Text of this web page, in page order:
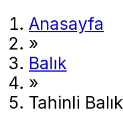
Anasayfa
»
Balık
»
Tahinli